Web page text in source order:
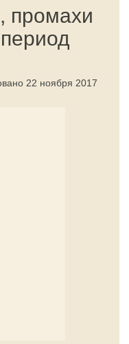
промахи
22 ноября 2017